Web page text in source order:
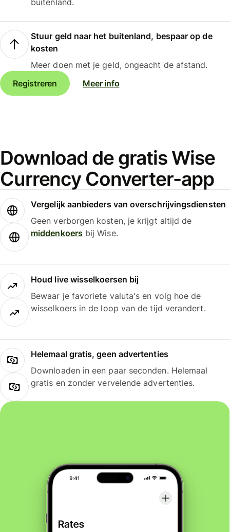
buitenland.
Stuur geld naar het buitenland, bespaar op de
kosten
Meer doen met je geld, ongeacht de afstand.
Registreren
Meer info
Download de gratis Wise
Currency Converter-app
Vergelijk aanbieders van overschrijvingsdiensten
Geen verborgen kosten, je krijgt altijd de
middenkoersbij Wise.
Houd live wisselkoersen bij
Bewaar je favoriete valuta's en volg hoe de
wisselkoers in de loop van de tijd verandert.
Helemaal gratis, geen advertenties
Downloaden in een paar seconden. Helemaal
gratis en zonder vervelende advertenties.